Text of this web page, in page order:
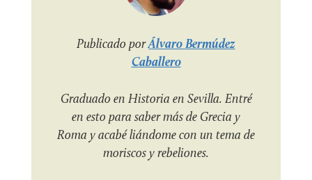
Publicado porÁlvaro Bermúdez
Caballero
Graduado en Historia en Sevilla. Entré
en esto para saber más de Grecia y
Roma y acabé liándome con un tema de
moriscos y rebeliones.